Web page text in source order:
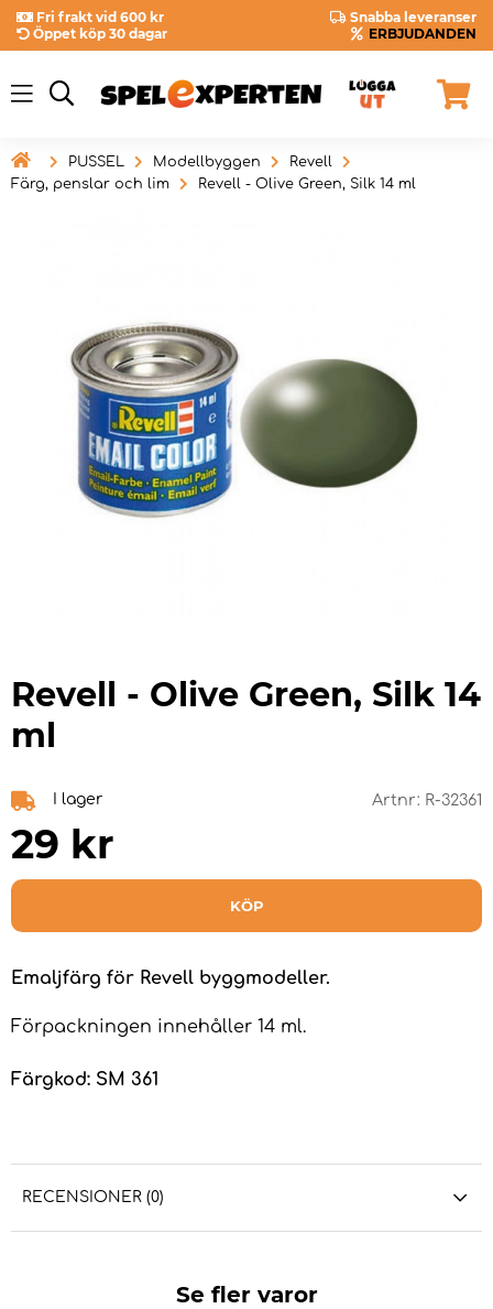
Fri frakt vid 600 kr
Snabba leveranser
Öppet köp 30 dagar
ERBJUDANDEN
 PUSSEL Modellbyggen
Revell
Färg, penslar och lim
Revell - Olive Green, Silk 14 ml
Revell - Olive Green, Silk 14
ml
I lager Artnr: R-32361
29 kr
KÖP
Emaljfärg för Revell byggmodeller.
Förpackningen innehåller 14 ml.
Färgkod: SM 361
RECENSIONER (0)
Se fler varor